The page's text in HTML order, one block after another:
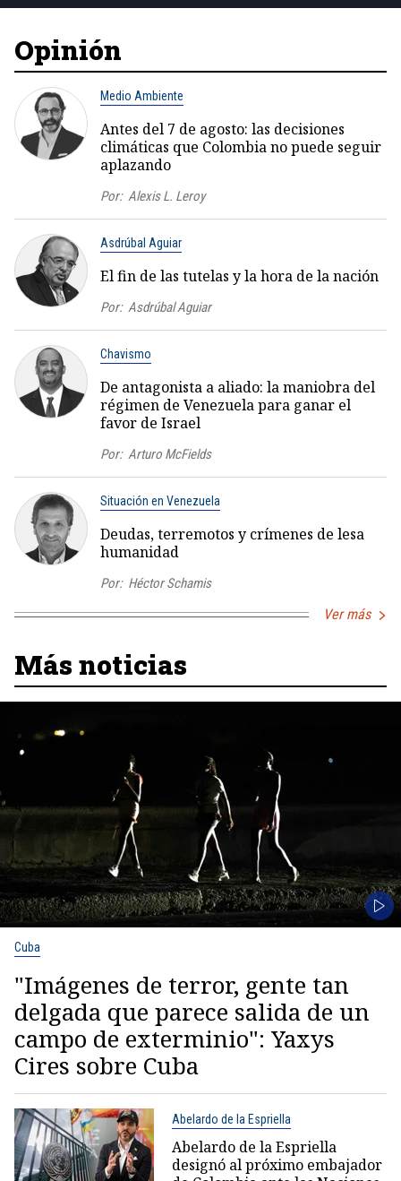
Opinión
Medio Ambiente
Antes del 7 de agosto: las decisiones
climáticas que Colombia no puede seguir
aplazando
Por: Alexis L. Leroy
Asdrúbal Aguiar
El fin de las tutelas y la hora de la nación
Por: Asdrúbal Aguiar
Chavismo
De antagonista a aliado: la maniobra del
régimen de Venezuela para ganar el
favor de Israel
Por: Arturo McFields
Situación en Venezuela
Deudas, terremotos y crímenes de lesa
humanidad
Por: Héctor Schamis
Ver más
Más noticias
Cuba
"Imágenes de terror, gente tan
delgada que parece salida de un
campo de exterminio": Yaxys
Cires sobre Cuba
Abelardo de la Espriella
Abelardo de la Espriella
designó al próximo embajador